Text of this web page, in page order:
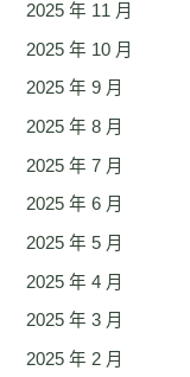
2025 年 11 月
2025 年 10 月
2025 年 9 月
2025 年 8 月
2025 年 7 月
2025 年 6 月
2025 年 5 月
2025 年 4 月
2025 年 3 月
2025 年 2 月